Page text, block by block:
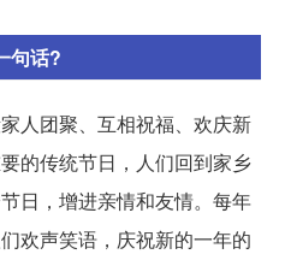
句话?
人团聚、互相祝福、欢庆新
的传统节日，人们回到家乡
日，增进亲情和友情。每年
欢声笑语，庆祝新的一年的